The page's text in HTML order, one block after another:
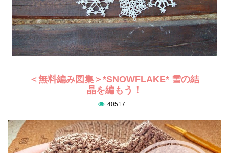
＜無料編み図集＞*SNOWFLAKE* 雪の結
晶を編もう！
40517